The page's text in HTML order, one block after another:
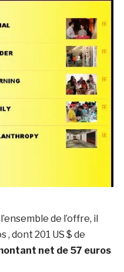
de l’offre, il
, dont 201 US $ de
net de 57 euros